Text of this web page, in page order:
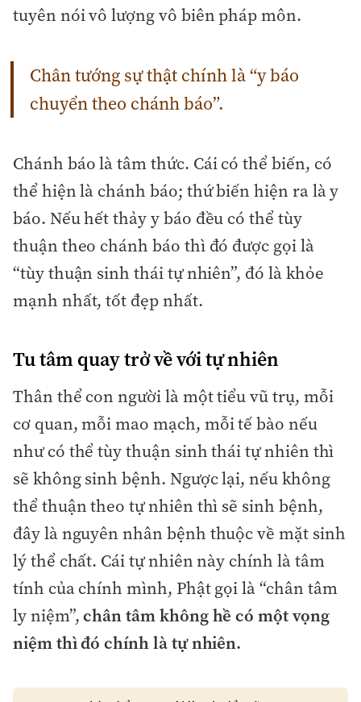
tuyên nói vô lượng vô biên pháp môn.
Chân tướng sự thật chính là “y báo
chuyển theo chánh báo”.
Chánh báo là tâm thức. Cái có thể biến, có
thể hiện là chánh báo; thứ biến hiện ra là y
báo. Nếu hết thảy y báo đều có thể tùy
thuận theo chánh báo thì đó được gọi là
“tùy thuận sinh thái tự nhiên”, đó là khỏe
mạnh nhất, tốt đẹp nhất.
Tu tâm quay trở về với tự nhiên
Thân thể con người là một tiểu vũ trụ, mỗi
cơ quan, mỗi mao mạch, mỗi tế bào nếu
như có thể tùy thuận sinh thái tự nhiên thì
sẽ không sinh bệnh. Ngược lại, nếu không
thể thuận theo tự nhiên thì sẽ sinh bệnh,
đây là nguyên nhân bệnh thuộc về mặt sinh
lý thể chất. Cái tự nhiên này chính là tâm
tính của chính mình, Phật gọi là “chân tâm
ly niệm”,chân tâm không hề có một vọng
niệm thì đó chính là tự nhiên.